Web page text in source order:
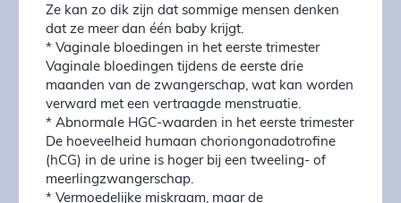
Ze kan zo dik zijn dat sommige mensen denken
dat ze meer dan één baby krijgt.
* Vaginale bloedingen in het eerste trimester
Vaginale bloedingen tijdens de eerste drie
maanden van de zwangerschap, wat kan worden
verward met een vertraagde menstruatie.
* Abnormale HGC-waarden in het eerste trimester
De hoeveelheid humaan choriongonadotrofine
(hCG) in de urine is hoger bij een tweeling- of
meerlingzwangerschap.
* Vermoedelijke miskraam, maar de